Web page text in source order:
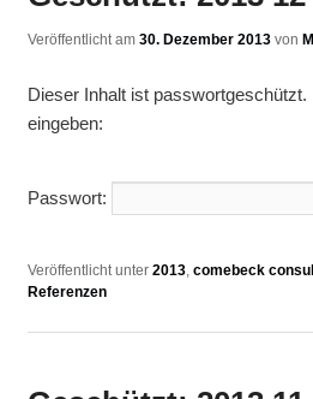
Veröffentlicht am 30. Dezember 2013 von
Dieser Inhalt ist
eingeben:
Passwort:
Veröffentlicht unter 2013 comebeck
Referenzen